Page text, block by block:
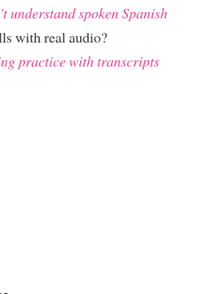
understand spoken Spanish
with real audio?
practice with transcripts